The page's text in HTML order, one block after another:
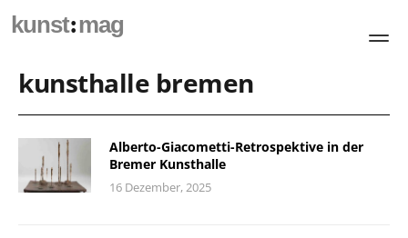
kunst:mag
kunsthalle bremen
Alberto-Giacometti-Retrospektive in der
Bremer Kunsthalle
16 Dezember, 2025